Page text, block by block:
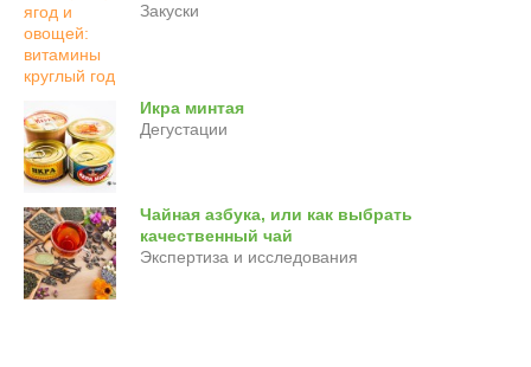
Закуски
Икра минтая
Дегустации
Чайная азбука, или как выбрать
качественный чай
Экспертиза и исследования